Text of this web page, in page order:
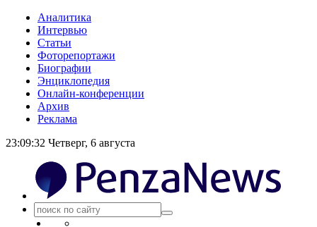
Аналитика
Интервью
Статьи
Фоторепортажи
Биографии
Энциклопедия
Онлайн-конференции
Архив
Реклама
23:09:33 Четверг, 6 августа